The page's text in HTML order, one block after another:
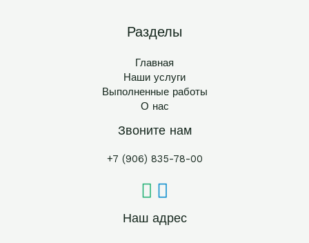
Разделы
Главная
Наши услуги
Выполненные работы
О нас
Звоните нам
+7 (906) 835-78-00
Наш адрес